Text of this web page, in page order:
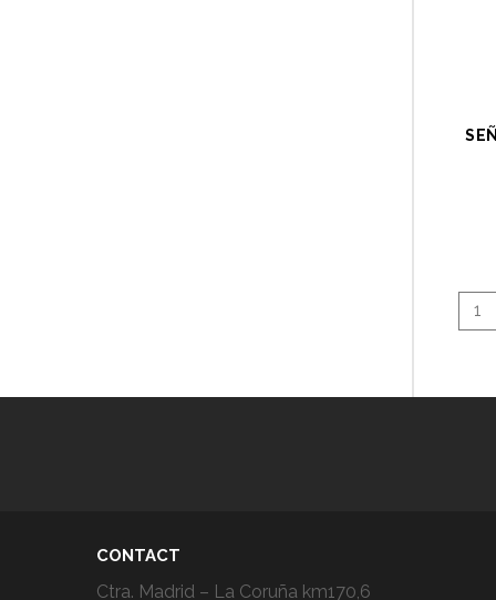
1
CONTACT
Ctra. Madrid – La Coruña km170,6